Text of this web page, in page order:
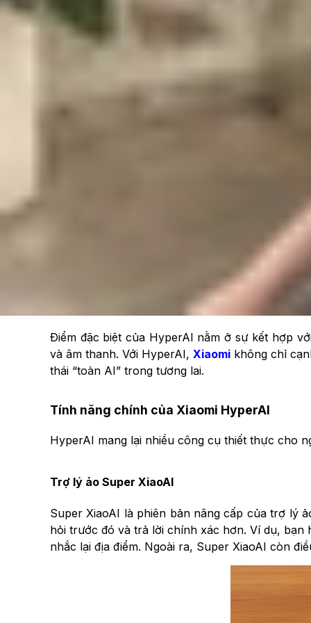
ảo mà còn là bộ công cụ thông minh, hỗ trợ
thức để cung cấp nhiều tính năng hữu ích như
Điểm đặc biệt của HyperAI nằm ở sự kết hợp
và âm thanh. Với HyperAI,Xiaomi không chỉ
thái “toàn AI” trong tương lai.
Tính năng chính của Xiaomi HyperAI
HyperAI mang lại nhiều công cụ thiết thực cho
Trợ lý ảo Super XiaoAI
Super XiaoAI là phiên bản nâng cấp của trợ lý
hỏi trước đó và trả lời chính xác hơn. Ví dụ, bạn
nhắc lại địa điểm. Ngoài ra, Super XiaoAI còn